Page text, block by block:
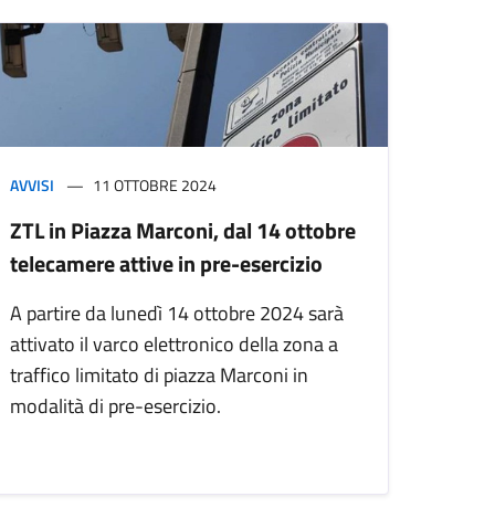
AVVISI 11 OTTOBRE 2024
ZTL in Piazza Marconi, dal 14 ottobre
telecamere attive in pre-esercizio
A partire da lunedì 14 ottobre 2024 sarà
attivato il varco elettronico della zona a
traffico limitato di piazza Marconi in
modalità di pre-esercizio.